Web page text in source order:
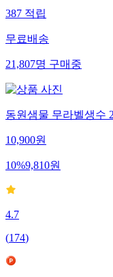
387적립
무료배송
21,807명구매중
동원샘물 무라벨생수
10,900원
10%9,810원
4.7
(174)